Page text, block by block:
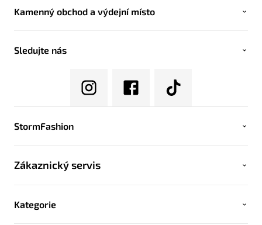
Kamenný obchod a výdejní místo
Sledujte nás
StormFashion
Zákaznický servis
Kategorie